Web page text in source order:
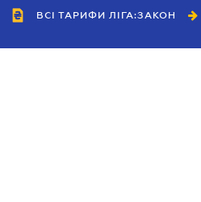
ВСІ ТАРИФИ ЛІГА:ЗАКОН